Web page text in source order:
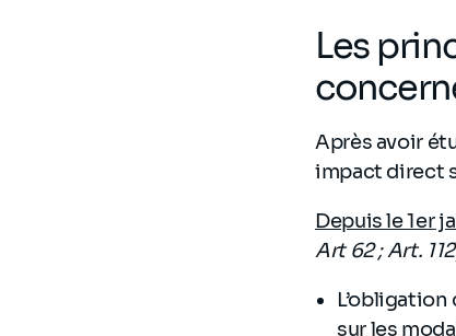
Les
Après avoir
impact direct
Depuis le 1er
Art 62 ; Art. 112
sur les